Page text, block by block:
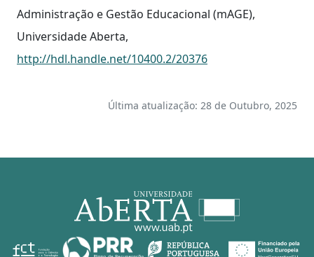
Administração e Gestão Educacional (mAGE),
Universidade Aberta,
http://hdl.handle.net/10400.2/20376
Última atualização: 28 de Outubro, 2025